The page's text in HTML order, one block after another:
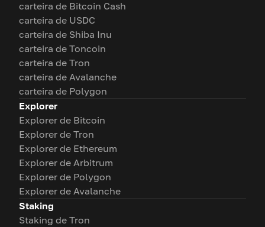
carteira de Bitcoin Cash
carteira de USDC
carteira de Shiba Inu
carteira de Toncoin
carteira de Tron
carteira de Avalanche
carteira de Polygon
Explorer
Explorer de Bitcoin
Explorer de Tron
Explorer de Ethereum
Explorer de Arbitrum
Explorer de Polygon
Explorer de Avalanche
Staking
Staking de Tron